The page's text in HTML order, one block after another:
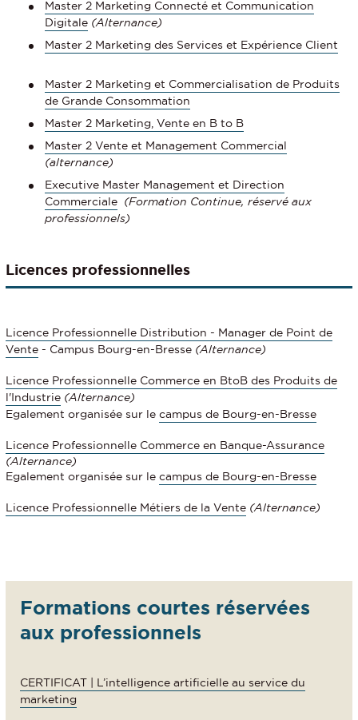
Master 2 Marketing Connecté et Communication
Digitale (Alternance)
Master 2 Marketing des Services et Expérience Client
Master 2 Marketing et Commercialisation de Produits
de Grande Consommation
Master 2 Marketing, Vente en B to B
Master 2 Vente et Management Commercial
(alternance)
Executive Master Management et Direction
Commerciale (Formation Continue, réservé aux
professionnels)
Licences professionnelles
Licence Professionnelle Distribution - Manager de Point de
Vente - Campus Bourg-en-Bresse (Alternance)
Licence Professionnelle Commerce en BtoB des Produits de
l'Industrie (Alternance)
Egalement organisée sur le campus de Bourg-en-Bresse
Licence Professionnelle Commerce en Banque-Assurance
(Alternance)
Egalement organisée sur le campus de Bourg-en-Bresse
Licence Professionnelle Métiers de la Vente (Alternance)
Formations courtes réservées
aux professionnels
CERTIFICAT | L’intelligence artificielle au service du
marketing